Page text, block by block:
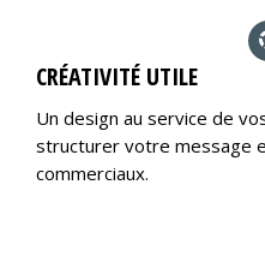
CRÉATIVITÉ UTILE
Un design au service de
structurer votre message
commerciaux.